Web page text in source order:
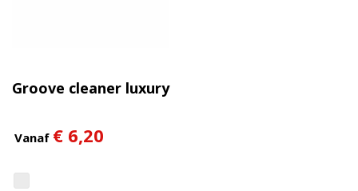
Groove cleaner luxury
Vanaf € 6,20